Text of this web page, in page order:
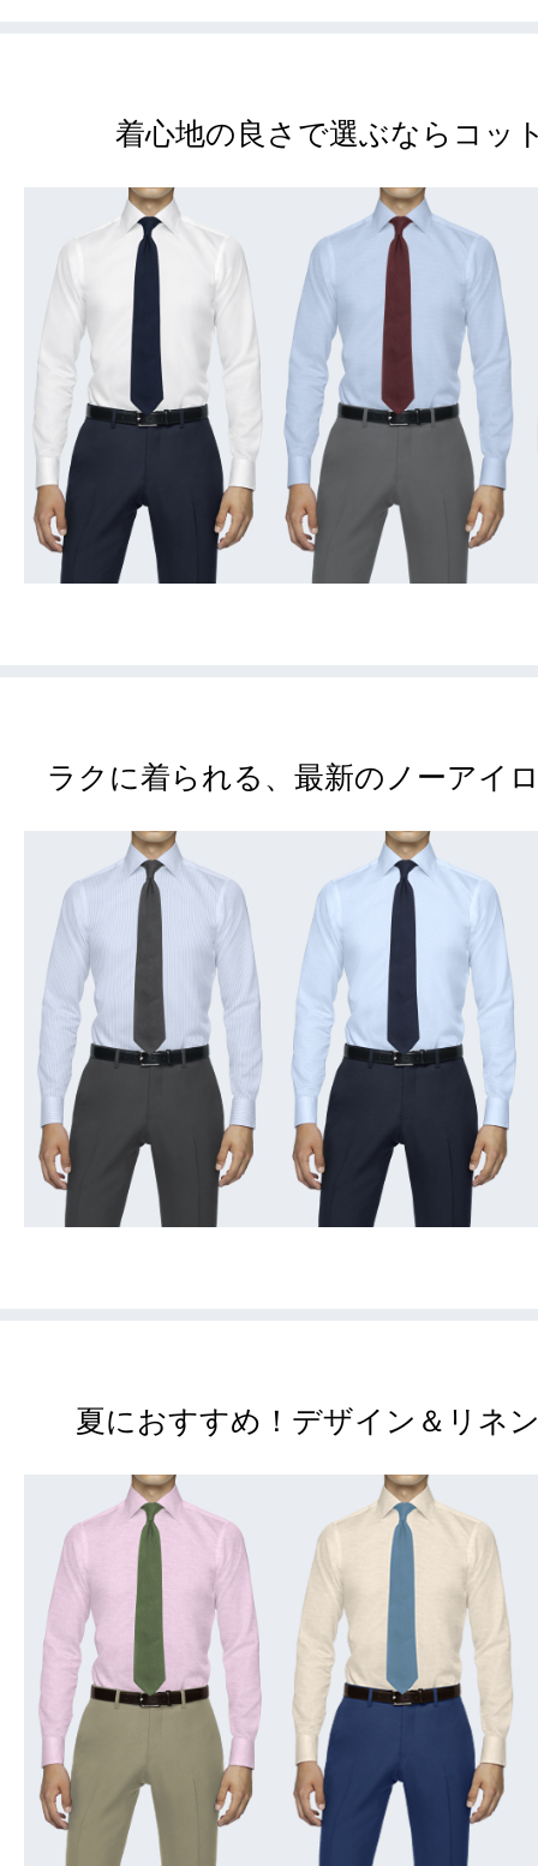
着心地の良さで選ぶならコッ
ラクに着られる、最新のノーアイ
夏におすすめ！デザイン＆リネ